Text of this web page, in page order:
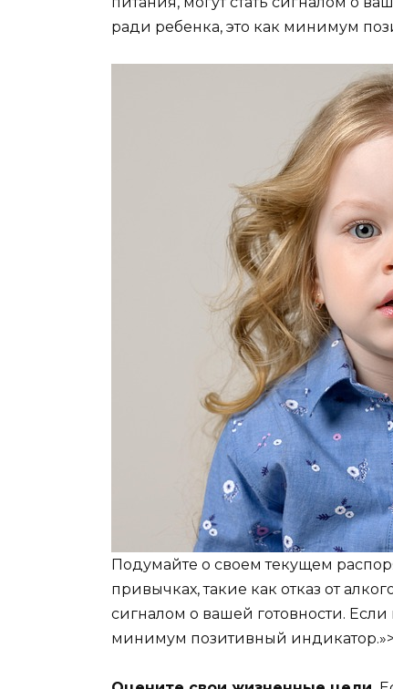
ради ребенка, это как минимум
Подумайте о своем текущем
привычках, такие как отказ от
сигналом о вашей готовности.
минимум позитивный индикатор.»>